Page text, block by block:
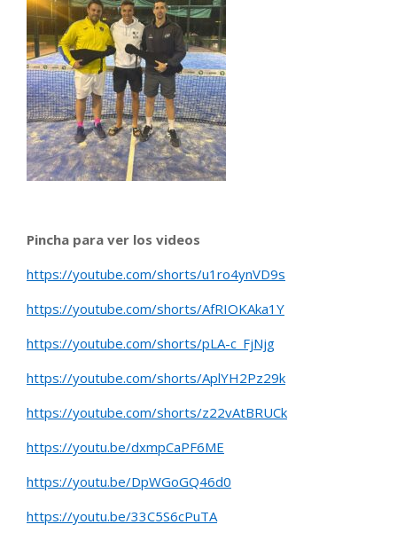
Pincha para ver los videos
https://youtube.com/shorts/u1ro4ynVD9s
https://youtube.com/shorts/AfRIOKAka1Y
https://youtube.com/shorts/pLA-c_FjNjg
https://youtube.com/shorts/AplYH2Pz29k
https://youtube.com/shorts/z22vAtBRUCk
https://youtu.be/dxmpCaPF6ME
https://youtu.be/DpWGoGQ46d0
https://youtu.be/33C5S6cPuTA